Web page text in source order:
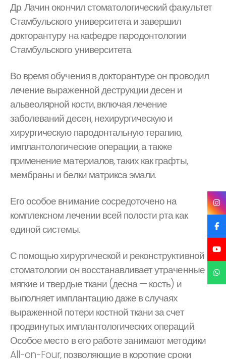
Др. Лачин окончил стоматологический факультет
Стамбульского университета и завершил
докторантуру на кафедре пародонтологии
Стамбульского университета.
Во время обучения в докторантуре он проводил
лечение выраженной деструкции десен и
альвеолярной кости, включая лечение
заболеваний десен, нехирургическую и
хирургическую пародонтальную терапию,
имплантологические операции, а также
применение материалов, таких как графты,
мембраны и белки матрикса эмали.
Его особое внимание сосредоточено на
комплексном лечении всей полости рта как
единой системы.
С помощью хирургической и реконструктивной
стоматологии он восстанавливает утраченные
мягкие и твердые ткани (десна — кость) и
выполняет имплантацию даже в случаях
выраженной потери костной ткани за счет
продвинутых имплантологических операций.
Особое место в его работе занимают методики
All-on-Four, позволяющие в короткие сроки